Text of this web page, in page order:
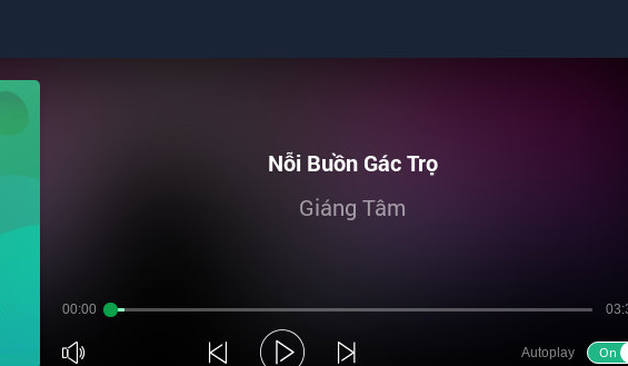
Nỗi Buồn Gác Trọ
Giáng Tâm
00:00
Autoplay